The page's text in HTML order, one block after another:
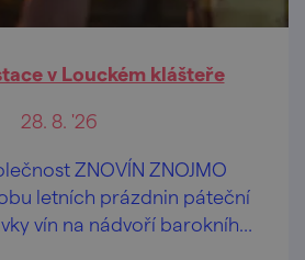
v Louckém klášteře
28. 8. '26
ZNOVÍN ZNOJMO
letních prázdnin páteční
vín na nádvoří barokního